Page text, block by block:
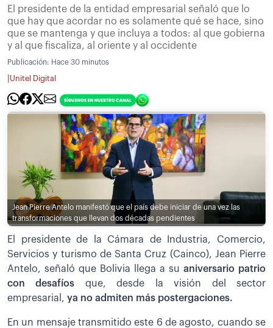
El presidente de la entidad empresarial señaló que lo
que hay que acordar no es solamente qué se hace, sino
que se mantenga y que incluya a todos: al que gobierna
y al que fiscaliza, al oriente y al occidente
Publicación: Hace 30 minutos
Unitel Digital
Jean Pierre Antelo manifestó que el país debe iniciar de una vez las
transformaciones que llevan dos décadas pendientes
El presidente de la Cámara de Industria, Comercio,
Servicios y turismo de Santa Cruz (Cainco), Jean Pierre
Antelo, señaló que Bolivia llega a su aniversario patrio
con desafíos que, desde la visión del sector
empresarial, ya no admiten más postergaciones.
En un mensaje transmitido este 6 de agosto, cuando se